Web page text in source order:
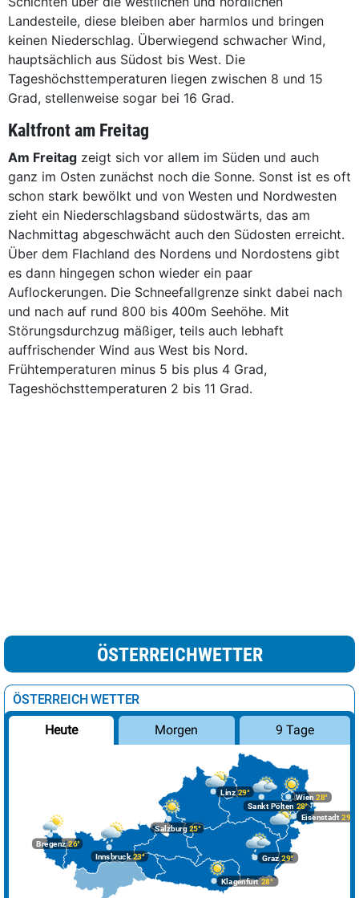
Landesteile, diese bleiben aber harmlos und bringen
keinen Niederschlag. Überwiegend schwacher Wind,
hauptsächlich aus Südost bis West. Die
Tageshöchsttemperaturen liegen zwischen 8 und 15
Grad, stellenweise sogar bei 16 Grad.
Kaltfront am Freitag
Am Freitag zeigt sich vor allem im Süden und auch
ganz im Osten zunächst noch die Sonne. Sonst ist es oft
schon stark bewölkt und von Westen und Nordwesten
zieht ein Niederschlagsband südostwärts, das am
Nachmittag abgeschwächt auch den Südosten erreicht.
Über dem Flachland des Nordens und Nordostens gibt
es dann hingegen schon wieder ein paar
Auflockerungen. Die Schneefallgrenze sinkt dabei nach
und nach auf rund 800 bis 400m Seehöhe. Mit
Störungsdurchzug mäßiger, teils auch lebhaft
auffrischender Wind aus West bis Nord.
Frühtemperaturen minus 5 bis plus 4 Grad,
Tageshöchsttemperaturen 2 bis 11 Grad.
ÖSTERREICHWETTER
ÖSTERREICH WETTER
Heute Morgen 9 Tage
Bregenz26°
Graz29°
Innsbruck23°
Klagenfurt 28°
Linz29°
Salzburg25°
Wien 28°
Eisenstadt 29°
Sankt Pölten 28°